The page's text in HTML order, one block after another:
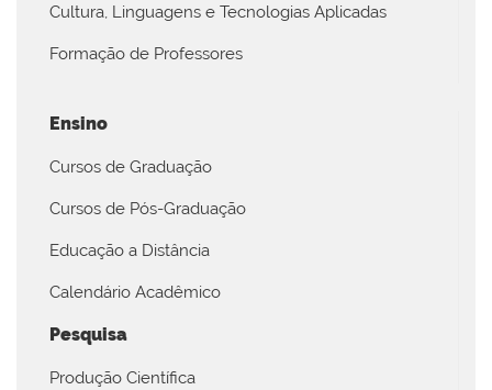
Cultura, Linguagens e Tecnologias Aplicadas
Formação de Professores
Ensino
Cursos de Graduação
Cursos de Pós-Graduação
Educação a Distância
Calendário Acadêmico
Pesquisa
Produção Científica